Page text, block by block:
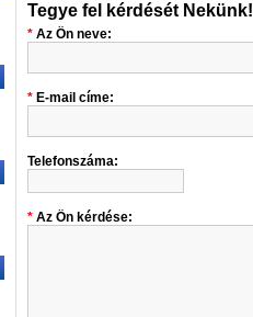
Tegye fel kérdését Nekünk!
Az Ön neve:
E-mail címe:
Telefonszáma:
Az Ön kérdése: